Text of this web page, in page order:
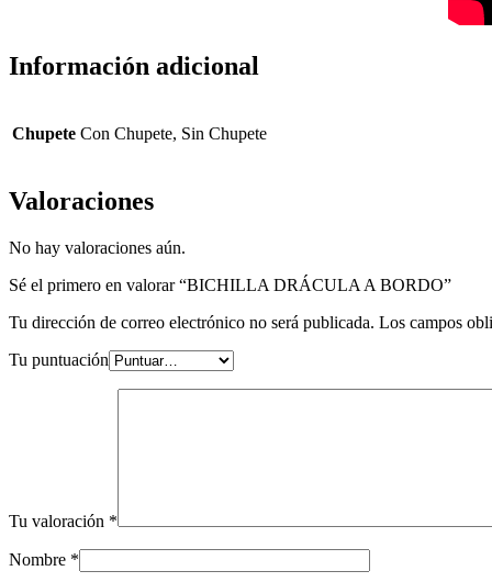
Información adicional
Chupete Con Chupete, Sin Chupete
Valoraciones
No hay valoraciones aún.
Sé el primero en valorar “BICHILLA DRÁCULA A BORDO”
Tu dirección de correo electrónico no será publicada. Los campos
Tu puntuación
Tu valoración *
Nombre *